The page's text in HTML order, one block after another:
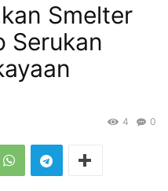
Smelter
Serukan
0
4